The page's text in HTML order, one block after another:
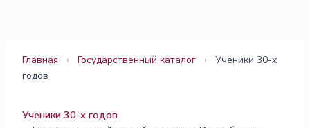
Главная › Государственный каталог ›
Ученики 30-х
годов
Ученики 30-х годов